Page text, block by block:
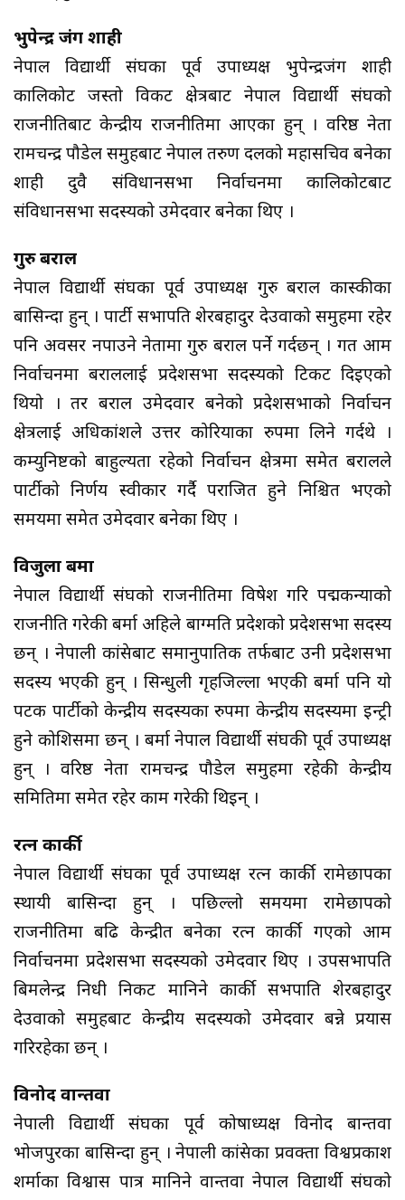
भुपेन्द्र जंग शाही
नेपाल विद्यार्थी संघका पूर्व उपाध्यक्ष भुपेन्द्रजंग शाही
कालिकोट जस्तो विकट क्षेत्रबाट नेपाल विद्यार्थी संघको
राजनीतिबाट केन्द्रीय राजनीतिमा आएका हुन् । वरिष्ठ नेता
रामचन्द्र पौडेल समुहबाट नेपाल तरुण दलको महासचिव बनेका
शाही दुवै संविधानसभा निर्वाचनमा कालिकोटबाट
संविधानसभा सदस्यको उमेदवार बनेका थिए ।
गुरु बराल
नेपाल विद्यार्थी संघका पूर्व उपाध्यक्ष गुरु बराल कास्कीका
बासिन्दा हुन् । पार्टी सभापति शेरबहादुर देउवाको समुहमा रहेर
पनि अवसर नपाउने नेतामा गुरु बराल पर्ने गर्दछन् । गत आम
निर्वाचनमा बराललाई प्रदेशसभा सदस्यको टिकट दिइएको
थियो । तर बराल उमेदवार बनेको प्रदेशसभाको निर्वाचन
क्षेत्रलाई अधिकांशले उत्तर कोरियाका रुपमा लिने गर्दथे ।
कम्युनिष्टको बाहुल्यता रहेको निर्वाचन क्षेत्रमा समेत बरालले
पार्टीको निर्णय स्वीकार गर्दै पराजित हुने निश्चित भएको
समयमा समेत उमेदवार बनेका थिए ।
विजुला बर्मा
नेपाल विद्यार्थी संघको राजनीतिमा विषेश गरि पद्मकन्याको
राजनीति गरेकी बर्मा अहिले बाग्मति प्रदेशको प्रदेशसभा सदस्य
छन् । नेपाली कांग्रेसबाट समानुपातिक तर्फबाट उनी प्रदेशसभा
सदस्य भएकी हुन् । सिन्धुली गृहजिल्ला भएकी बर्मा पनि यो
पटक पार्टीको केन्द्रीय सदस्यका रुपमा केन्द्रीय सदस्यमा इन्ट्री
हुने कोशिसमा छन् । बर्मा नेपाल विद्यार्थी संघकी पूर्व उपाध्यक्ष
हुन् । वरिष्ठ नेता रामचन्द्र पौडेल समुहमा रहेकी केन्द्रीय
समितिमा समेत रहेर काम गरेकी थिइन् ।
रत्न कार्की
नेपाल विद्यार्थी संघका पूर्व उपाध्यक्ष रत्न कार्की रामेछापका
स्थायी बासिन्दा हुन् । पछिल्लो समयमा रामेछापको
राजनीतिमा बढि केन्द्रीत बनेका रत्न कार्की गएको आम
निर्वाचनमा प्रदेशसभा सदस्यको उमेदवार थिए । उपसभापति
बिमलेन्द्र निधी निकट मानिने कार्की सभपाति शेरबहादुर
देउवाको समुहबाट केन्द्रीय सदस्यको उमेदवार बन्ने प्रयास
गरिरहेका छन् ।
विनोद वान्तवा
नेपाली विद्यार्थी संघका पूर्व कोषाध्यक्ष विनोद बान्तवा
भोजपुरका बासिन्दा हुन् । नेपाली कांग्रेसका प्रवक्ता विश्वप्रकाश
शर्माका विश्वास पात्र मानिने वान्तवा नेपाल विद्यार्थी संघको